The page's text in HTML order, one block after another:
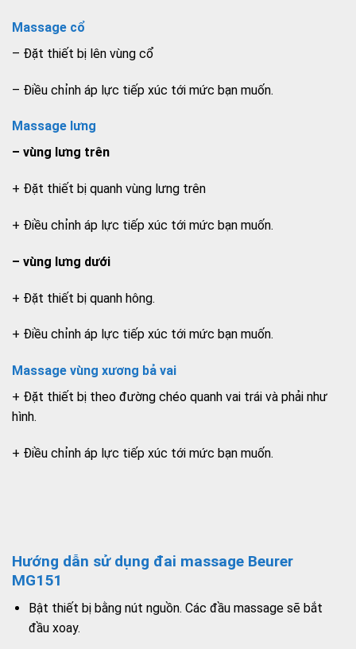
Massage cổ
– Đặt thiết bị lên vùng cổ
– Điều chỉnh áp lực tiếp xúc tới mức bạn muốn.
Massage lưng
– vùng lưng trên
+ Đặt thiết bị quanh vùng lưng trên
+ Điều chỉnh áp lực tiếp xúc tới mức bạn muốn.
– vùng lưng dưới
+ Đặt thiết bị quanh hông.
+ Điều chỉnh áp lực tiếp xúc tới mức bạn muốn.
Massage vùng xương bả vai
+ Đặt thiết bị theo đường chéo quanh vai trái và phải như
hình.
+ Điều chỉnh áp lực tiếp xúc tới mức bạn muốn.
Hướng dẫn sử dụng đai massage Beurer
MG151
Bật thiết bị bằng nút nguồn. Các đầu massage sẽ bắt
đầu xoay.